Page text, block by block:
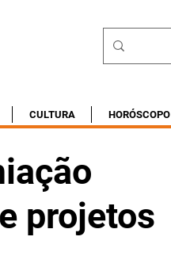
CULTURA HORÓSCOPO
projetos